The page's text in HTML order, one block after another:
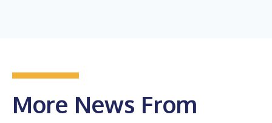
More News From